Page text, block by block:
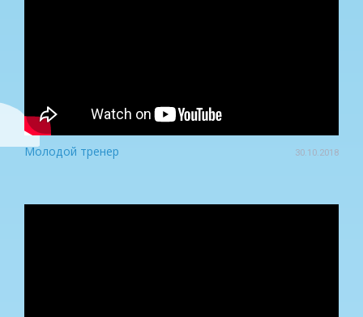
Молодой тренер 30.10.2018